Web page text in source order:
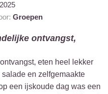
Groepen
ontvangst,
eten heel lekker
en zelfgemaakte
een ijskoude dag was een